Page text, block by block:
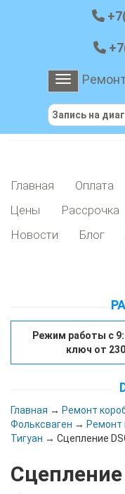
Toggle
Запись на
Главная Оплата
Цены
Рассрочка
Новости
Блог
Режим работы с
ключ от
Главная → Ремонт
Фольксваген → Ремонт
Тигуан → Сцепление
Сцепление